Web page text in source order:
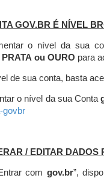
GOV.BR É NÍVEL
o nível da sua
ou OURO para
de sua conta, basta
o nível da sua Conta
govbr
/ EDITAR
com gov.br”,